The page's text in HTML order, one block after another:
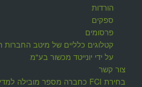
הורדות
ספקים
פרסומים
קטלוגים כלליים של מיטב החברות
על ידי יונייטד מכשור בע"מ
צור קשר
בחירת FCI כחברה מספר מובילה למדי